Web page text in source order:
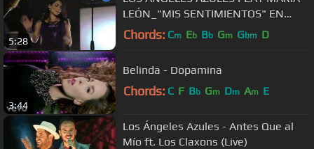
5:28
LEÓN_"MIS SENTIMIENTOS" EN
QUERÉTARO,QRO.
Chords: Cm Eb Bb Gm Gbm D
3:44
Belinda - Dopamina
Chords: C F Bb Gm Dm Am E
Los Ángeles Azules - Antes Que al
Mío ft. Los Claxons (Live)